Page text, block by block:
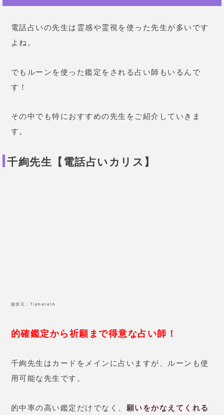
電話占いの先生は霊感や霊視を使った先生が多いです
よね。
でもルーンを使った鑑定をされる占い師もいるんで
す！
その中でも特におすすめの先生をご紹介していきま
す。
千絢先生【電話占いカリス】
力がとても強力 と話題になっています。
どのように対処すればよいかというアドバイスも、わ
かりやすいと定評があります。
千絢先生の口コミ